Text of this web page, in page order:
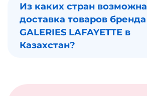
Из каких стран возможна
доставка товаров бренда
GALERIES LAFAYETTE в
Казахстан?